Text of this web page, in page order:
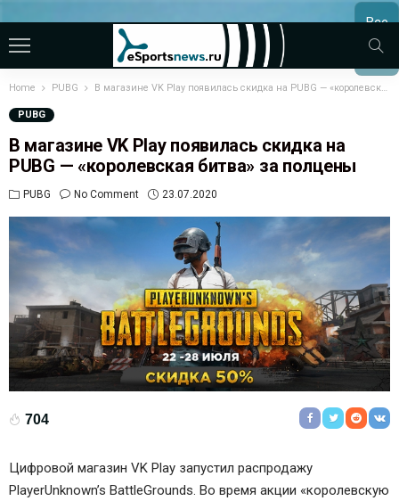
Все
МАТЧИ
Home PUBG В магазине VK Play появилась скидка на PUBG — «королевская битва» за полцены
PUBG
В магазине VK Play появилась скидка на
PUBG — «королевская битва» за полцены
PUBG No Comment 23.07.2020
704
Цифровой магазин VK Play запустил распродажу
PlayerUnknown’s BattleGrounds. Во время акции «королевскую